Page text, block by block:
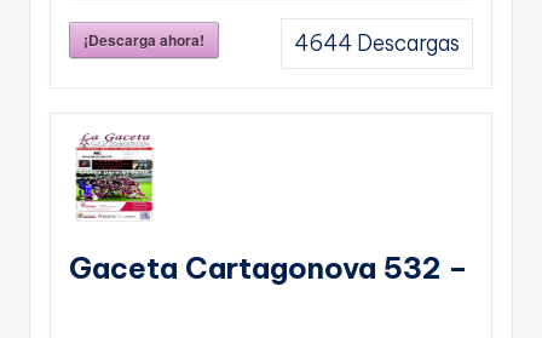
¡Descarga ahora! 4644 Descargas
Gaceta Cartagonova 532 –